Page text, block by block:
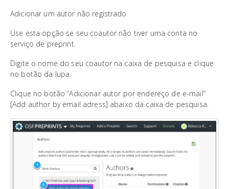
Adicionar um autor não registrado
Use esta opção se seu coautor não tiver uma conta no
serviço de preprint.
Digite o nome do seu coautor na caixa de pesquisa e clique
no botão da lupa.
Clique no botão “Adicionar autor por endereço de e-mail”
[Add author by email adress] abaixo da caixa de pesquisa.